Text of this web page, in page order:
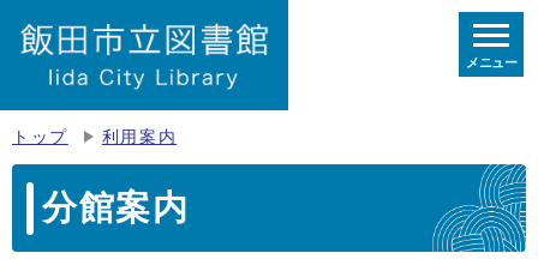
メニュー
トップ 利用案内
分館案内